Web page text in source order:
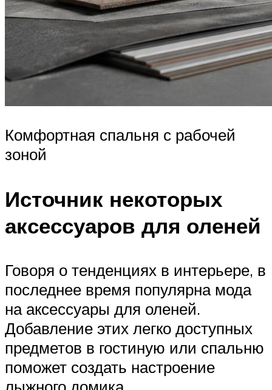
Комфортная спальня с рабочей
зоной
Источник некоторых
аксессуаров для оленей
Говоря о тенденциях в интерьере, в
последнее время популярна мода
на аксессуары для оленей.
Добавление этих легко доступных
предметов в гостиную или спальню
поможет создать настроение